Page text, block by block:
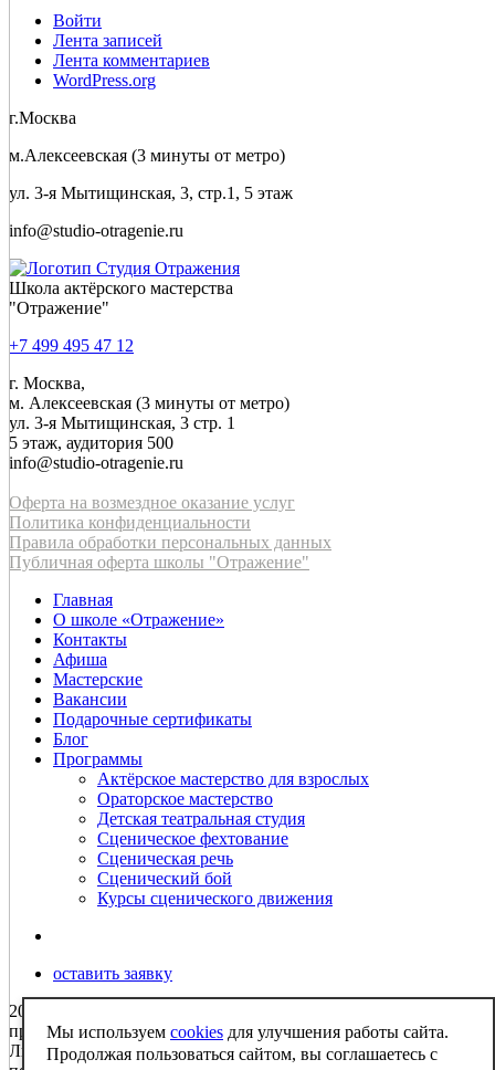
Войти
Лента записей
Лента комментариев
WordPress.org
г.Москва
м.Алексеевская (3 минуты от метро)
ул. 3-я Мытищинская, 3, стр.1, 5 этаж
info@studio-otragenie.ru
Школа актёрского мастерства
"Отражение"
+7 499 495 47 12
г. Москва,
м. Алексеевская (3 минуты от метро)
ул. 3-я Мытищинская, 3 стр. 1
5 этаж, аудитория 500
info@studio-otragenie.ru
Оферта на возмездное оказание услуг
Политика конфиденциальности
Правила обработки персональных данных
Публичная оферта школы "Отражение"
Главная
О школе «Отражение»
Контакты
Афиша
Мастерские
Вакансии
Подарочные сертификаты
Блог
Программы
Актёрское мастерство для взрослых
Ораторское мастерство
Детская театральная студия
Сценическое фехтование
Сценическая речь
Сценический бой
Курсы сценического движения
оставить заявку
2009-2026 Школа актёрского мастерства Отражение. Все
права защищены
Любое использование либо копирование материалов или
Мы используем cookies для улучшения работы сайта.
Продолжая пользоваться сайтом, вы соглашаетесь с